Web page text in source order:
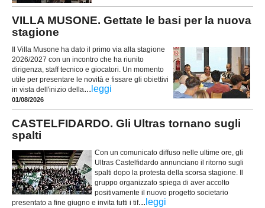
VILLA MUSONE. Gettate le basi per la nuova
stagione
Il Villa Musone ha dato il primo via alla stagione
2026/2027 con un incontro che ha riunito
dirigenza, staff tecnico e giocatori. Un momento
utile per presentare le novità e fissare gli obiettivi
in vista dell'inizio della... leggi
01/08/2026
CASTELFIDARDO. Gli Ultras tornano sugli
spalti
Con un comunicato diffuso nelle ultime ore, gli
Ultras Castelfidardo annunciano il ritorno sugli
spalti dopo la protesta della scorsa stagione. Il
gruppo organizzato spiega di aver accolto
positivamente il nuovo progetto societario
presentato a fine giugno e invita tutti i tif... leggi